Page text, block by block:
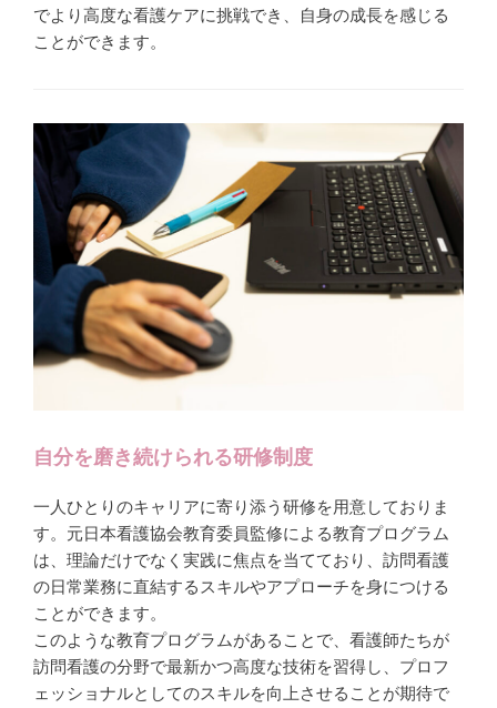
でより高度な看護ケアに挑戦でき、自身の成長を感じる
ことができます。
自分を磨き続けられる研修制度
一人ひとりのキャリアに寄り添う研修を用意しておりま
す。元日本看護協会教育委員監修による教育プログラム
は、理論だけでなく実践に焦点を当てており、訪問看護
の日常業務に直結するスキルやアプローチを身につける
ことができます。
このような教育プログラムがあることで、看護師たちが
訪問看護の分野で最新かつ高度な技術を習得し、プロフ
ェッショナルとしてのスキルを向上させることが期待で